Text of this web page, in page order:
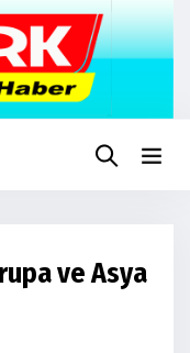
ve Asya